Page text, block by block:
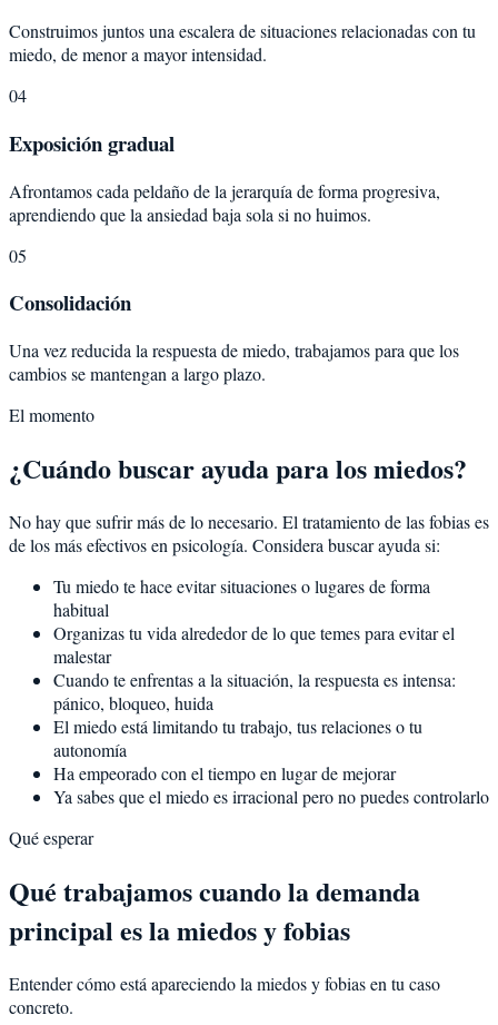
Construimos juntos una escalera de situaciones relacionadas con tu
miedo, de menor a mayor intensidad.
04
Exposición gradual
Afrontamos cada peldaño de la jerarquía de forma progresiva,
aprendiendo que la ansiedad baja sola si no huimos.
05
Consolidación
Una vez reducida la respuesta de miedo, trabajamos para que los
cambios se mantengan a largo plazo.
El momento
¿Cuándo buscar ayuda para los miedos?
No hay que sufrir más de lo necesario. El tratamiento de las fobias es
de los más efectivos en psicología. Considera buscar ayuda si:
Tu miedo te hace evitar situaciones o lugares de forma
habitual
Organizas tu vida alrededor de lo que temes para evitar el
malestar
Cuando te enfrentas a la situación, la respuesta es intensa:
pánico, bloqueo, huida
El miedo está limitando tu trabajo, tus relaciones o tu
autonomía
Ha empeorado con el tiempo en lugar de mejorar
Ya sabes que el miedo es irracional pero no puedes controlarlo
Qué esperar
Qué trabajamos cuando la demanda
principal es la miedos y fobias
Entender cómo está apareciendo la miedos y fobias en tu caso
concreto.